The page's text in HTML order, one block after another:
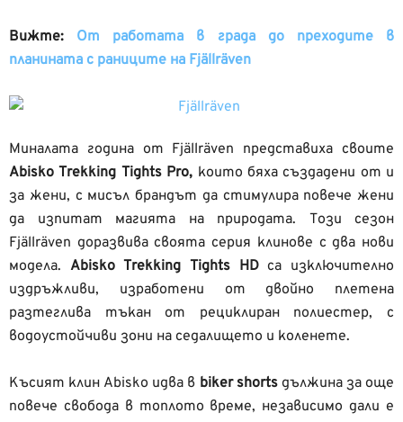
Вижте: От работата в града до преходите в
планината с раниците на Fjällräven
Миналата година от Fjällräven представиха своите
Abisko Trekking Tights Pro, които бяха създадени от и
за жени, с мисъл брандът да стимулира повече жени
да изпитат магията на природата. Този сезон
Fjällräven доразвива своята серия клинове с два нови
модела. Abisko Trekking Tights HDса изключително
издръжливи, изработени от двойно плетена
разтеглива тъкан от рециклиран полиестер, с
водоустойчиви зони на седалището и коленете.
Късият клин Abisko идва в biker shortsдължина за още
повече свобода в топлото време, независимо дали е